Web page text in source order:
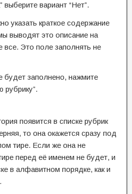
выберите вариант “Нет”.
указать краткое содержание
выводят это описание на
все. Это поле заполнять не
будет заполнено, нажмите
рубрику”.
появится в списке рубрик
то она окажется сразу под
тире. Если же она не
перед её именем не будет, и
в алфавитном порядке, как и